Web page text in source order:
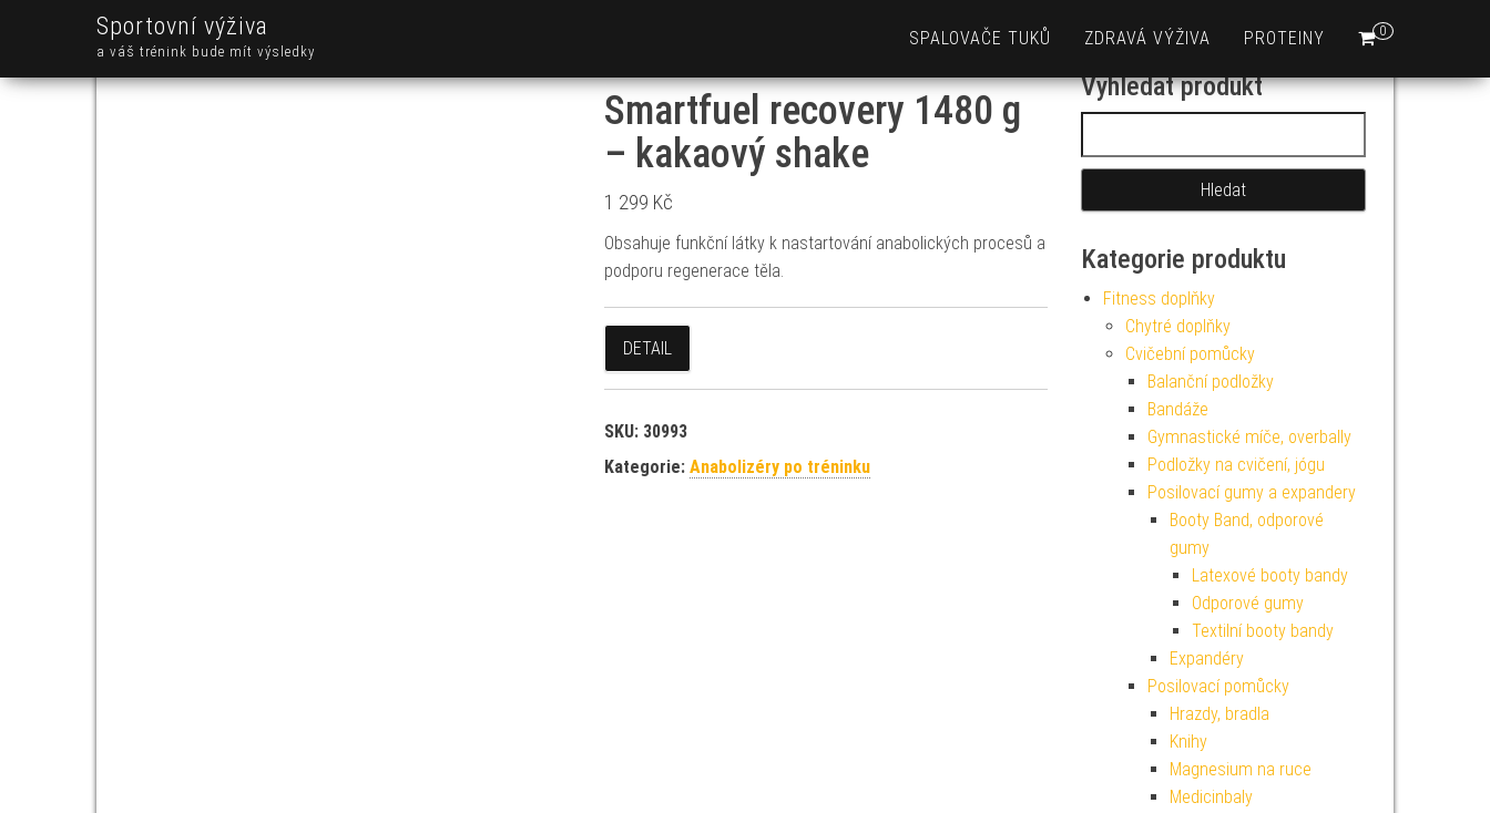
Sportovní výživa
a váš trénink bude mít výsledky
0
SPALOVAČE TUKŮ ZDRAVÁ VÝŽIVA PROTEINY
Smartfuel recovery 1480 g
– kakaový shake
1 299 Kč
Obsahuje funkční látky k nastartování anabolických procesů a
podporu regenerace těla.
DETAIL
SKU: 30993
Kategorie: Anabolizéry po tréninku
Vyhledat produkt
Kategorie produktu
Fitness doplňky
Chytré doplňky
Cvičební pomůcky
Balanční podložky
Bandáže
Gymnastické míče, overbally
Podložky na cvičení, jógu
Posilovací gumy a expandery
Booty Band, odporové
gumy
Latexové booty bandy
Odporové gumy
Textilní booty bandy
Expandéry
Posilovací pomůcky
Hrazdy, bradla
Knihy
Magnesium na ruce
Medicinbaly